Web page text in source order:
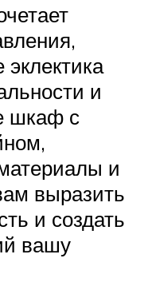
и
шкаф с
и
выразить
и создать
вашу